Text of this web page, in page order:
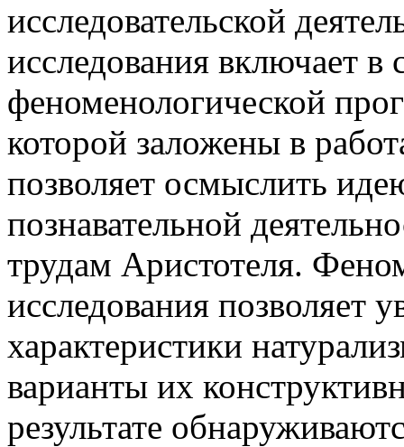
исследовательской
исследования включает в
феноменологической
которой заложены в
позволяет осмыслить
познавательной
трудам Аристотеля.
исследования позволяет
характеристики
варианты их
результате